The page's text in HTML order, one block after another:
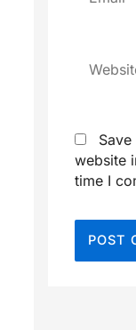
Website
website
time I